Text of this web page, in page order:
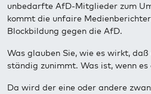
unbedarfte AfD-Mitglieder zum
kommt die unfaire
Blockbildung gegen die AfD.
Was glauben Sie, wie es wirkt,
ständig zunimmt. Was ist, wenn
Da wird der eine oder andere